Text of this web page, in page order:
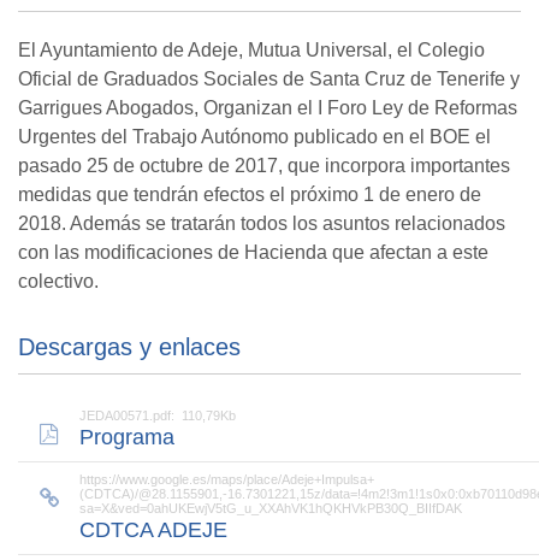
El Ayuntamiento de Adeje, Mutua Universal, el Colegio
Oficial de Graduados Sociales de Santa Cruz de Tenerife y
Garrigues Abogados, Organizan el I Foro Ley de Reformas
Urgentes del Trabajo Autónomo publicado en el BOE el
pasado 25 de octubre de 2017, que incorpora importantes
medidas que tendrán efectos el próximo 1 de enero de
2018. Además se tratarán todos los asuntos relacionados
con las modificaciones de Hacienda que afectan a este
colectivo.
Descargas y enlaces
JEDA00571.pdf: 110,79Kb
Programa
https://www.google.es/maps/place/Adeje+Impulsa+
(CDTCA)/@28.1155901,-16.7301221,15z/
sa=X&ved=0ahUKEwjV5tG_u_XXAhVK1hQKHVkPB30Q_BIIfDAK
CDTCA ADEJE